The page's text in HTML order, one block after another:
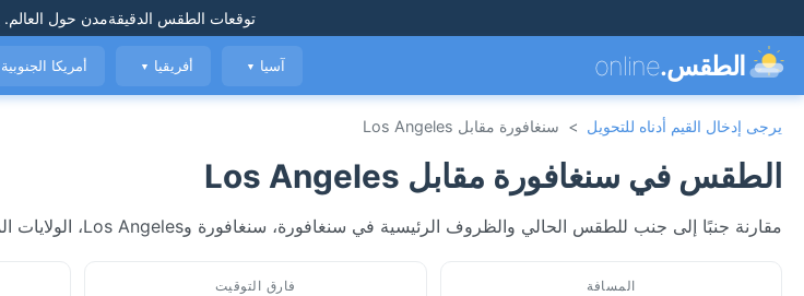
توقعات الطقس الدقيقةمدن حول العالم.
الطقس.online آسيا ▼ أفريقيا ▼ أمريكا الجنوبية
يرجى إدخال القيم أدناه للتحويل > سنغافورة مقابل Los Angeles
الطقس في سنغافورة مقابل Los Angeles
مقارنة جنبًا إلى جنب للطقس الحالي والظروف الرئيسية في سنغافورة، سنغافورة وLos Angeles، الولايات المتحدة الأمريكية. محدثة مباشرة.
المسافة فارق التوقيت